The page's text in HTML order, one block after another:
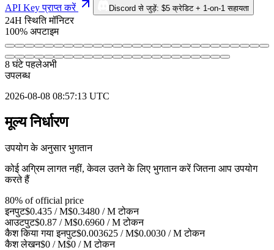
API Key प्राप्त करें Discord से जुड़ें: $5 क्रेडिट + 1-on-1 सहायता
24H स्थिति मॉनिटर
100% अपटाइम
8 घंटे पहलेअभी
उपलब्ध
2026-08-08 08:57:13 UTC
मूल्य निर्धारण
उपयोग के अनुसार भुगतान
कोई अग्रिम लागत नहीं, केवल उतने के लिए भुगतान करें जितना आप उपयोग
करते हैं
80% of official price
इनपुट$0.435 / M$0.3480 / M टोकन
आउटपुट$0.87 / M$0.6960 / M टोकन
कैश किया गया इनपुट$0.003625 / M$0.0030 / M टोकन
कैश लेखन$0 / M$0 / M टोकन